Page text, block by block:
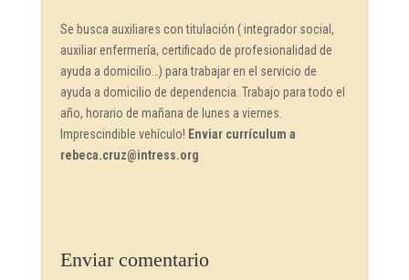
Se busca auxiliares con titulación ( integrador social,
auxiliar enfermería, certificado de profesionalidad de
ayuda a domicilio…) para trabajar en el servicio de
ayuda a domicilio de dependencia. Trabajo para todo el
año, horario de mañana de lunes a viernes.
Imprescindible vehículo! Enviar currículum a
rebeca.cruz@intress.org
Enviar comentario